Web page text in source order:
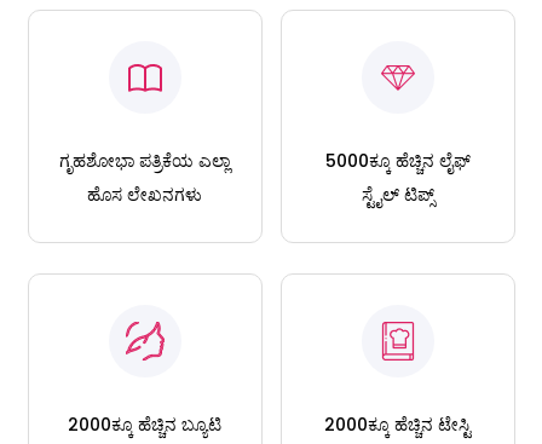
ಗೃಹಶೋಭಾ ಪತ್ರಿಕೆಯ ಎಲ್ಲಾ
ಹೊಸ ಲೇಖನಗಳು
5000ಕ್ಕೂ ಹೆಚ್ಚಿನ ಲೈಫ್
ಸ್ಟೈಲ್ ಟಿಪ್ಸ್
2000ಕ್ಕೂ ಹೆಚ್ಚಿನ ಬ್ಯೂಟಿ
2000ಕ್ಕೂ ಹೆಚ್ಚಿನ ಟೇಸ್ಟಿ